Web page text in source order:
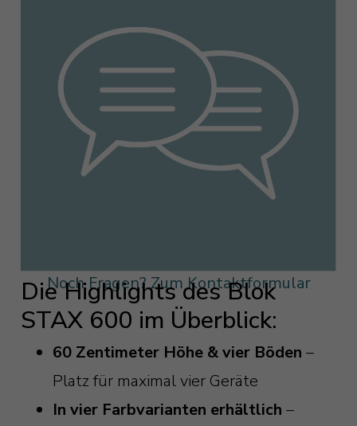
Noch Fragen? Zum Kontaktformular
Die Highlights des Blok
STAX 600 im Überblick:
60 Zentimeter Höhe & vier Böden –
Platz für maximal vier Geräte
In vier Farbvarianten erhältlich –